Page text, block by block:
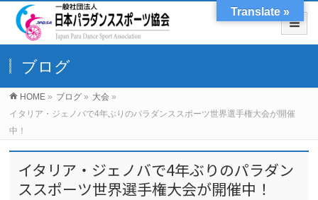
ブログ
HOME » ブログ » 大会 »
イタリア・ジェノバで4年ぶりのパラダンススポーツ世界選手権大会が開催
中！
イタリア・ジェノバで4年ぶりのパラダン
ススポーツ世界選手権大会が開催中！
Translate »